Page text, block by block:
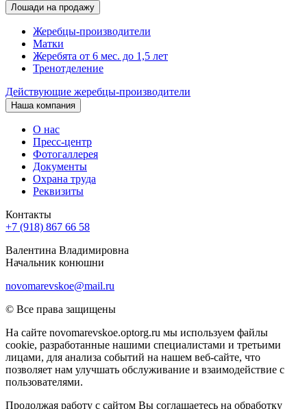
Лошади на продажу
Жеребцы-производители
Матки
Жеребята от 6 мес. до 1,5 лет
Тренотделение
Действующие жеребцы-производители
Наша компания
О нас
Пресс-центр
Фотогаллерея
Документы
Охрана труда
Реквизиты
Контакты
+7 (918) 867 66 58
Валентина Владимировна
Начальник конюшни
novomarevskoe@mail.ru
© Все права защищены
На сайте novomarevskoe.optorg.ru мы используем файлы
cookie, разработанные нашими специалистами и третьими
лицами, для анализа событий на нашем веб-сайте, что
позволяет нам улучшать обслуживание и взаимодействие с
пользователями.
Продолжая работу с сайтом Вы соглашаетесь на обработку